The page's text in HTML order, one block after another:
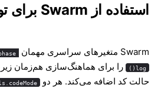
استفاده از Swarm برای توزیع بین عامل‌ها
Swarm متغیرهای سراسری مهمان
log()
را برای هماهنگ‌سازی هم‌زمان
حالت کد اضافه می‌کند. هر دو